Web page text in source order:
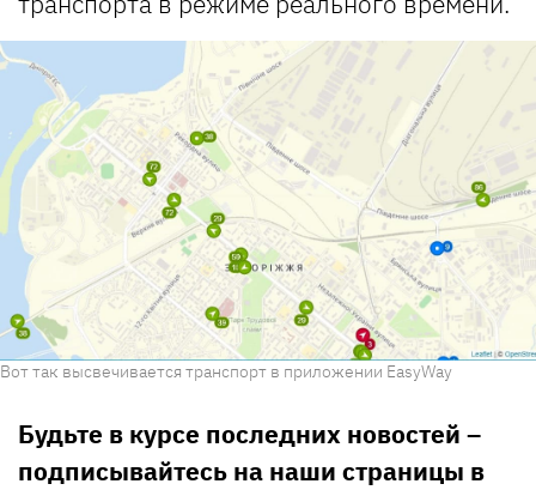
Вот так высвечивается транспорт в приложении EasyWay
Будьте в курсе последних новостей –
подписывайтесь на наши страницы в